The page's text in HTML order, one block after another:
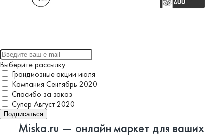
Выберите рассылку
Грандиозные акции июля
Кампания Сентябрь 2020
Спасибо за заказ
Супер Август 2020
Подписаться
Miska.ru — онлайн маркет для ваших